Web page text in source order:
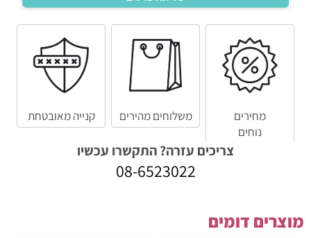
מחירים
נוחים
משלוחים מהירים קנייה מאובטחת
צריכים עזרה? התקשרו עכשיו
08-6523022
מוצרים דומים